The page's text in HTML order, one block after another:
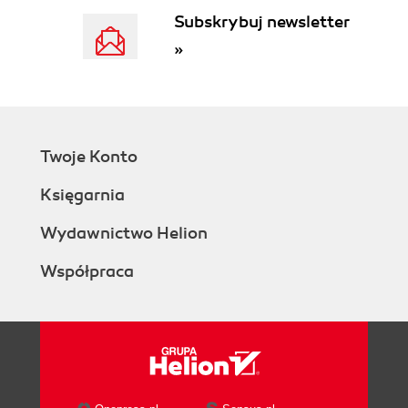
Subskrybuj newsletter
»
Twoje Konto
Księgarnia
Wydawnictwo Helion
Współpraca